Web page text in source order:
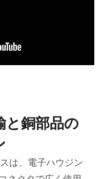
と銅部品の
は、電子ハウジン